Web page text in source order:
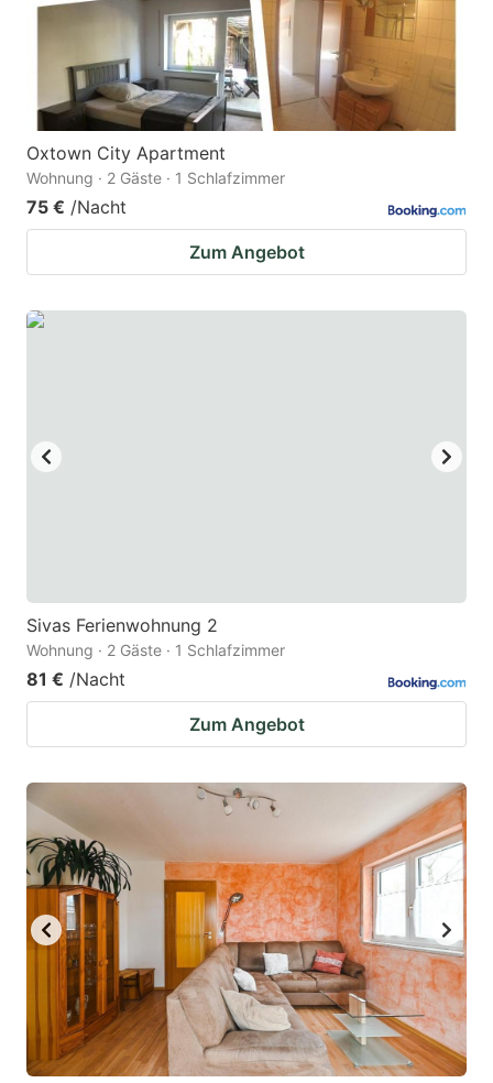
to
get
the
keyboard
shortcuts
for
changing
get
the
keyboard
changing
dates.
Oxtown City Apartment
Wohnung · 2 Gäste · 1 Schlafzimmer
75 € /Nacht
Zum Angebot
Sivas Ferienwohnung 2
Wohnung · 2 Gäste · 1 Schlafzimmer
81 € /Nacht
Zum Angebot